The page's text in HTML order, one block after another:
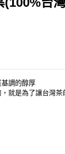
調的醇厚
就是為了讓台灣茶